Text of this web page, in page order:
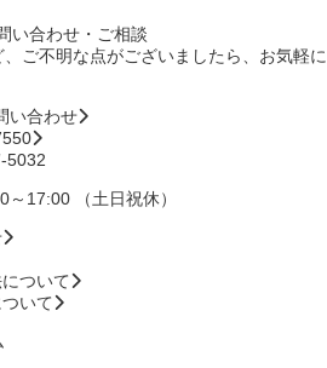
ご不明な点がございましたら、お気軽に
い合わせ
5032
17:00 （土日祝休）
ついて
いて